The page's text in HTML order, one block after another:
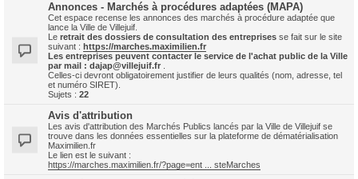
Annonces - Marchés à procédures adaptées (MAPA)
Cet espace recense les annonces des marchés à procédure adaptée que
lance la Ville de Villejuif.
Le retrait des dossiers de consultation des entreprises se fait sur le site
suivant : https://marches.maximilien.fr
Les entreprises peuvent contacter le service de l'achat public de la Ville
par mail : dajap@villejuif.fr
Celles-ci devront obligatoirement justifier de leurs qualités (nom, adresse, tel
et numéro SIRET).
Sujets : 22
Avis d'attribution
Les avis d'attribution des Marchés Publics lancés par la Ville de Villejuif se
trouve dans les données essentielles sur la plateforme de dématérialisation
Maximilien.fr
Le lien est le suivant :
https://marches.maximilien.fr/?page=ent ... steMarches